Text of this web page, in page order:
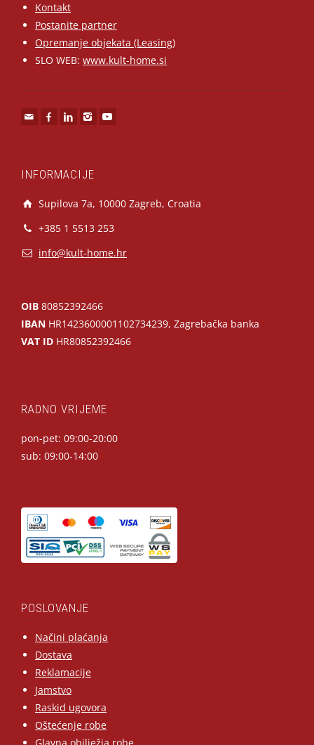
Kontakt
Postanite partner
Opremanje objekata (Leasing)
SLO WEB: www.kult-home.si
INFORMACIJE
Supilova 7a, 10000 Zagreb, Croatia
+385 1 5513 253
info@kult-home.hr
OIB 80852392466
IBAN HR1423600001102734239, Zagrebačka banka
VAT ID HR80852392466
RADNO VRIJEME
pon-pet: 09:00-20:00
sub: 09:00-14:00
POSLOVANJE
Načini plaćanja
Dostava
Reklamacije
Jamstvo
Raskid ugovora
Oštećenje robe